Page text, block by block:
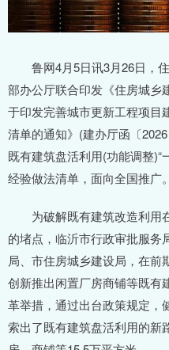
鲁网4月5日讯3月26日，住
部办公厅联合印发《住房城乡
于印发完善城市更新工程项目
清单的通知》(建办厅函〔
既有建筑盘活利用(功能调整)“
经验做法清单，面向全国推广。
为破解既有建筑改造利用
的堵点，临沂市行政审批服务
局、市住房城乡建设局，在前
创新推出闲置厂房商铺等既有
革举措，通过出台政策规定，
索出了既有建筑盘活利用的新